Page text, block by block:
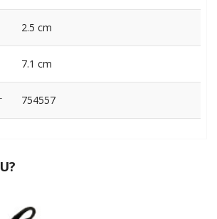
2.5 cm
7.1 cm
754557